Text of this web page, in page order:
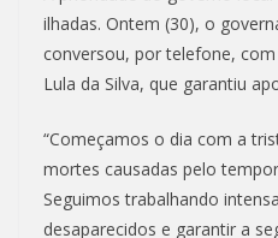
ilhadas. Ontem (30), o
conversou, por telefone,
Lula da Silva, que garantiu
“Começamos o dia com a
mortes causadas pelo
Seguimos trabalhando
desaparecidos e garantir a